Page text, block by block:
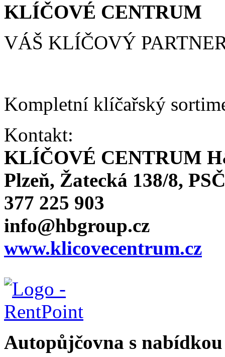
KLÍČOVÉ CENTRUM
VÁŠ KLÍČOVÝ
Kompletní klíčařský
Kontakt:
KLÍČOVÉ CENTRUM
Plzeň, Žatecká 138/8,
377 225 903
info@hbgroup.cz
www.klicovecentrum.cz
Autopůjčovna s